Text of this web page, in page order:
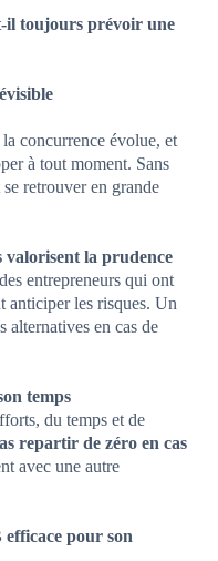
il toujours prévoir une
concurrence évolue, et
à tout moment. Sans
retrouver en grande
valorisent la prudence
entrepreneurs qui ont
anticiper les risques. Un
alternatives en cas de
temps
du temps et de
repartir de zéro en cas
avec une autre
pour son